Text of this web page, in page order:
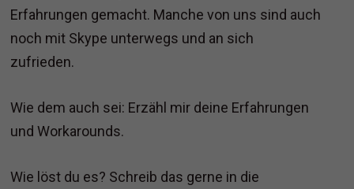
Erfahrungen gemacht. Manche von uns sind auch
noch mit Skype unterwegs und an sich
zufrieden.
Wie dem auch sei: Erzähl mir deine Erfahrungen
und Workarounds.
Wie löst du es? Schreib das gerne in die